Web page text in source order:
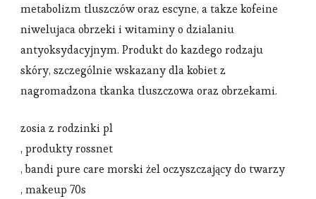
metabolizm tluszczów oraz escyne, a takze kofeine
niwelujaca obrzeki i witaminy o dzialaniu
antyoksydacyjnym. Produkt do kazdego rodzaju
skóry, szczególnie wskazany dla kobiet z
nagromadzona tkanka tluszczowa oraz obrzekami.
zosia z rodzinki pl
, produkty rossnet
, bandi pure care morski żel oczyszczający do twarzy
, makeup 70s